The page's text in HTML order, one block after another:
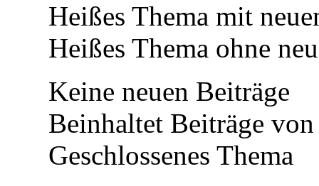
Heißes Thema mit
Heißes Thema ohne
Keine neuen Beiträge
Beinhaltet Beiträge
Geschlossenes Thema